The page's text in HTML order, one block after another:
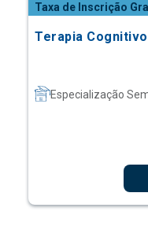
Taxa de Inscrição
Terapia
Especialização